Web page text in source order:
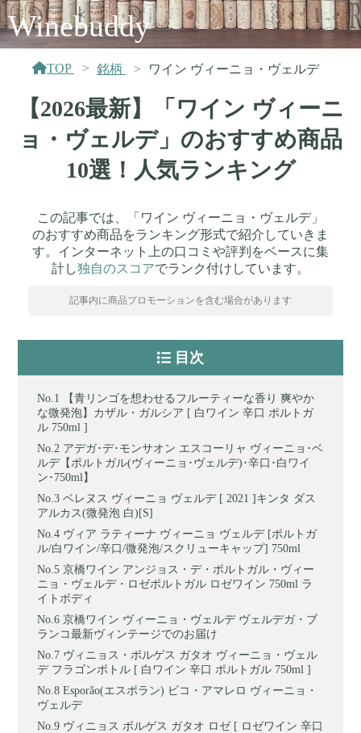
Winebuddy
TOP 銘柄 ワイン ヴィーニョ・ヴェルデ
【2026最新】「ワイン ヴィーニ
ョ・ヴェルデ」のおすすめ商品
10選！人気ランキング
この記事では、「ワイン ヴィーニョ・ヴェルデ」
のおすすめ商品をランキング形式で紹介していきま
す。インターネット上の口コミや評判をベースに集
計し独自のスコアでランク付けしています。
記事内に商品プロモーションを含む場合があります
目次
【青リンゴを想わせるフルーティーな香り 爽やか
な微発泡】カザル・ガルシア [ 白ワイン 辛口 ポルトガ
ル 750ml ]
アデガ･デ･モンサオン エスコーリャ ヴィーニョ･ベ
ルデ【ポルトガル(ヴィーニョ･ヴェルデ)･辛口･白ワイ
ン･750ml】
ベレヌス ヴィーニョ ヴェルデ [ 2021 ]キンタ ダス
アルカス(微発泡 白)[S]
ヴィア ラティーナ ヴィーニョ ヴェルデ [ポルトガ
ル/白ワイン/辛口/微発泡/スクリューキャップ] 750ml
京橋ワイン アンジョス・デ・ポルトガル・ヴィー
ニョ・ヴェルデ・ロゼポルトガル ロゼワイン 750ml ラ
イトボディ
京橋ワイン ヴィーニョ・ヴェルデ ヴェルデガ・ブ
ランコ最新ヴィンテージでのお届け
ヴィニョス・ボルゲス ガタオ ヴィーニョ・ヴェル
デ フラゴンボトル [ 白ワイン 辛口 ポルトガル 750ml ]
Esporão(エスポラン) ビコ・アマレロ ヴィーニョ・
ヴェルデ
ヴィニョス ボルゲス ガタオ ロゼ [ ロゼワイン 辛口